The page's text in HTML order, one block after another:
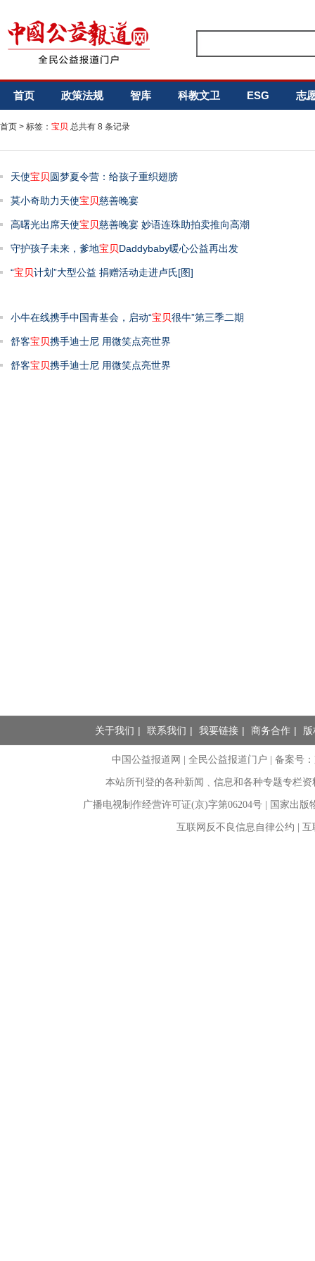
首页 政策法规 智库 科教文卫 ESG 志
首页 > 标签： 宝贝 总共有 8 条记录
天使宝贝圆梦夏令营：给孩子重织翅膀
莫小奇助力天使宝贝慈善晚宴
高曙光出席天使宝贝慈善晚宴 妙语连珠助拍卖推向高潮
守护孩子未来，爹地宝贝Daddybaby暖心公益再出发
“宝贝计划”大型公益 捐赠活动走进卢氏[图]
小牛在线携手中国青基会，启动“宝贝很牛”第三季二期
舒客宝贝携手迪士尼 用微笑点亮世界
舒客宝贝携手迪士尼 用微笑点亮世界
关于我们 | 联系我们 | 我要链接 | 商务合作 |
中国公益报道网 | 全民公益报道门户 |备案号
本站所刊登的各种新闻﹑信息和各种专题专栏
广播电视制作经营许可证(京)字第06204号 | 国家出
互联网反不良信息自律公约 |